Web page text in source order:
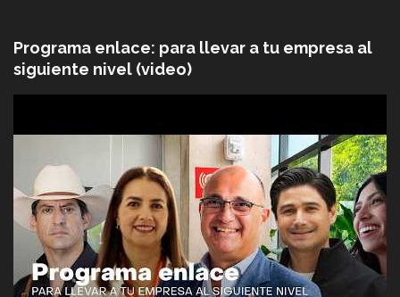
Programa enlace: para llevar a tu empresa al
siguiente nivel (video)